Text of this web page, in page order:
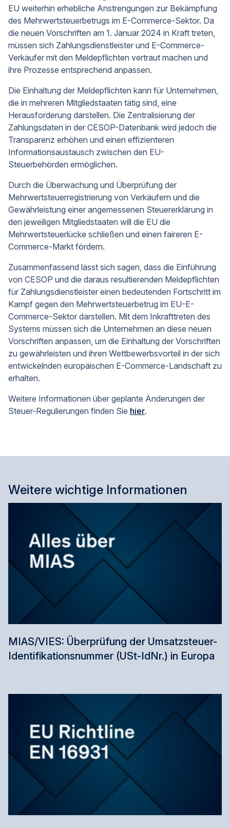
EU weiterhin erhebliche Anstrengungen zur Bekämpfung
des Mehrwertsteuerbetrugs im E-Commerce-Sektor. Da
die neuen Vorschriften am 1. Januar 2024 in Kraft treten,
müssen sich Zahlungsdienstleister und E-Commerce-
Verkäufer mit den Meldepflichten vertraut machen und
ihre Prozesse entsprechend anpassen.
Die Einhaltung der Meldepflichten kann für Unternehmen,
die in mehreren Mitgliedstaaten tätig sind, eine
Herausforderung darstellen. Die Zentralisierung der
Zahlungsdaten in der CESOP-Datenbank wird jedoch die
Transparenz erhöhen und einen effizienteren
Informationsaustausch zwischen den EU-
Steuerbehörden ermöglichen.
Durch die Überwachung und Überprüfung der
Mehrwertsteuerregistrierung von Verkäufern und die
Gewährleistung einer angemessenen Steuererklärung in
den jeweiligen Mitgliedstaaten will die EU die
Mehrwertsteuerlücke schließen und einen faireren E-
Commerce-Markt fördern.
Zusammenfassend lässt sich sagen, dass die Einführung
von CESOP und die daraus resultierenden Meldepflichten
für Zahlungsdienstleister einen bedeutenden Fortschritt im
Kampf gegen den Mehrwertsteuerbetrug im EU-E-
Commerce-Sektor darstellen. Mit dem Inkrafttreten des
Systems müssen sich die Unternehmen an diese neuen
Vorschriften anpassen, um die Einhaltung der Vorschriften
zu gewährleisten und ihren Wettbewerbsvorteil in der sich
entwickelnden europäischen E-Commerce-Landschaft zu
erhalten.
Weitere Informationen über geplante Änderungen der
Steuer-Regulierungen finden Sie hier.
Weitere wichtige Informationen
MIAS/VIES: Überprüfung der Umsatzsteuer-
Identifikationsnummer (USt-IdNr.) in Europa